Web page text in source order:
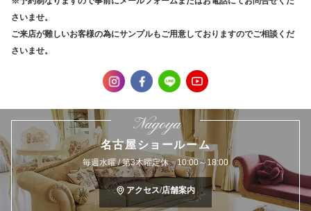
さいませ。
ご来店が難しいお客様の為にサンプルもご用意しておりますのでご相談くだ
さいませ。
Nagoya
名古屋ショールーム
毎週水曜 / 第3木曜定休 10:00～18:00
アクセス/店舗案内